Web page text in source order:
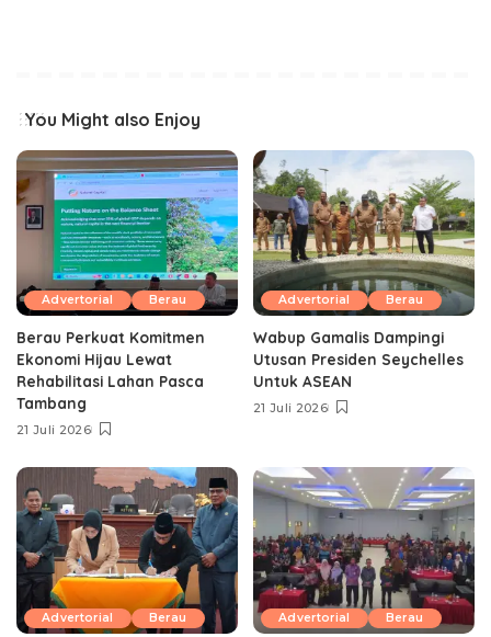
You Might also Enjoy
Advertorial Berau
Berau Perkuat Komitmen
Ekonomi Hijau Lewat
Rehabilitasi Lahan Pasca
Tambang
21 Juli 2026
Advertorial Berau
Wabup Gamalis Dampingi
Utusan Presiden Seychelles
Untuk ASEAN
21 Juli 2026
Advertorial Berau Advertorial Berau